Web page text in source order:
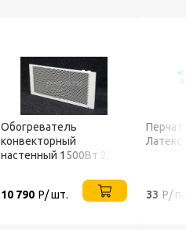
Обогреватель
конвекторный
настенный 1500Вт 220В
10 790 Р/ шт.
Латекс
33 Р/